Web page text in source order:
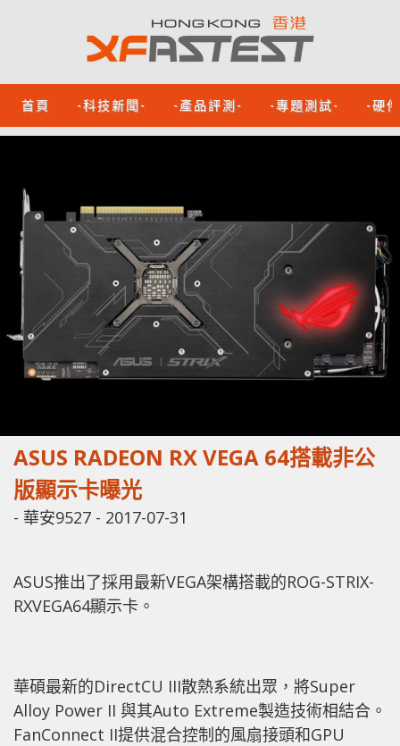
首頁 -科技新聞- -產品評測- -專題測試- -硬
ASUS RADEON RX VEGA 64搭載非公
版顯示卡曝光
- 華安9527 - 2017-07-31
ASUS推出了採用最新VEGA架構搭載的ROG-STRIX-
RXVEGA64顯示卡。
華碩最新的DirectCU III散熱系統出眾，將Super
Alloy Power II 與其Auto Extreme製造技術相結合。
FanConnect II提供混合控制的風扇接頭和GPU